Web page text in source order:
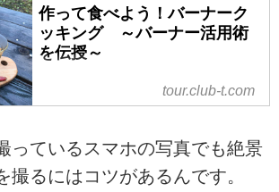
作って食べよう！バーナーク
ッキング ～バーナー活用術
を伝授～
tour.club-t.com
っているスマホの写真でも絶景
撮るにはコツがあるんです。